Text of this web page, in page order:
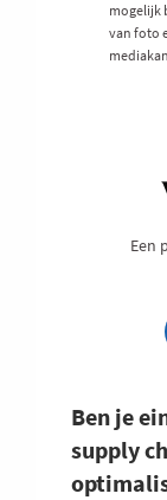
Ben je
supply
mogelijk
van foto
Een